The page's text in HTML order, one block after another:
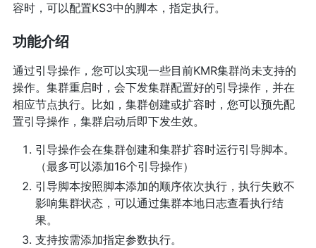
容时，可以配置KS3中的脚本，指定执行。
功能介绍
通过引导操作，您可以实现一些目前KMR集群尚未支持的
操作。集群重启时，会下发集群配置好的引导操作，并在
相应节点执行。比如，集群创建或扩容时，您可以预先配
置引导操作，集群启动后即下发生效。
引导操作会在集群创建和集群扩容时运行引导脚本。
（最多可以添加16个引导操作）
引导脚本按照脚本添加的顺序依次执行，执行失败不
影响集群状态，可以通过集群本地日志查看执行结
果。
支持按需添加指定参数执行。